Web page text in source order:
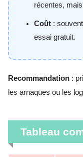
récentes,
Coût :
essai gratuit.
Recommandation :
les arnaques ou les
Tableau